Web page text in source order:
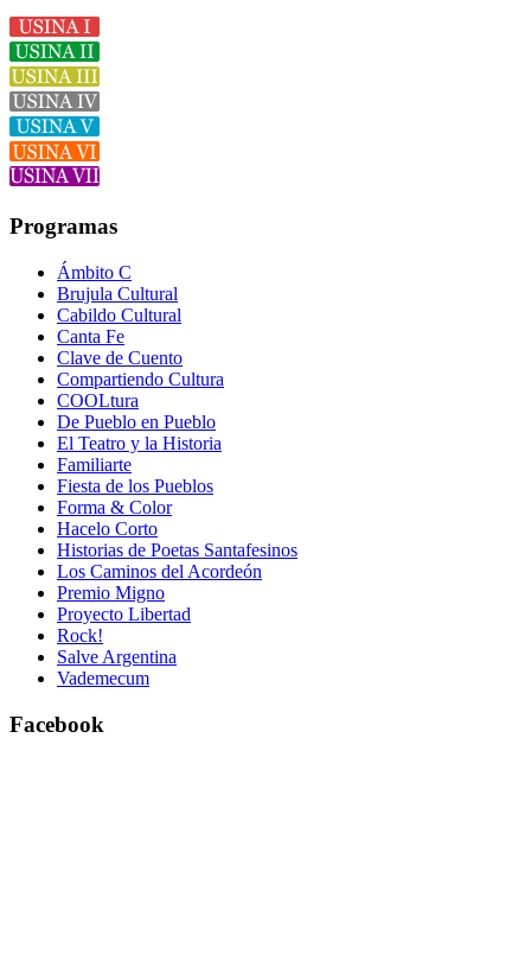
Programas
Ámbito C
Brujula Cultural
Cabildo Cultural
Canta Fe
Clave de Cuento
Compartiendo Cultura
COOLtura
De Pueblo en Pueblo
El Teatro y la Historia
Familiarte
Fiesta de los Pueblos
Forma & Color
Hacelo Corto
Historias de Poetas Santafesinos
Los Caminos del Acordeón
Premio Migno
Proyecto Libertad
Rock!
Salve Argentina
Vademecum
Facebook